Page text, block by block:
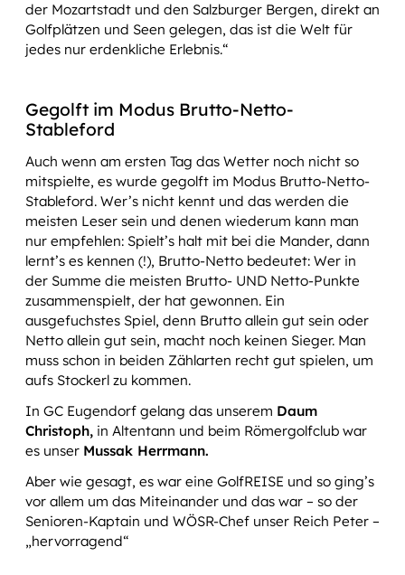
der Mozartstadt und den Salzburger Bergen, direkt an
Golfplätzen und Seen gelegen, das ist die Welt für
jedes nur erdenkliche Erlebnis.“
Gegolft im Modus Brutto-Netto-
Stableford
Auch wenn am ersten Tag das Wetter noch nicht so
mitspielte, es wurde gegolft im Modus Brutto-Netto-
Stableford. Wer’s nicht kennt und das werden die
meisten Leser sein und denen wiederum kann man
nur empfehlen: Spielt’s halt mit bei die Mander, dann
lernt’s es kennen (!), Brutto-Netto bedeutet: Wer in
der Summe die meisten Brutto- UND Netto-Punkte
zusammenspielt, der hat gewonnen. Ein
ausgefuchstes Spiel, denn Brutto allein gut sein oder
Netto allein gut sein, macht noch keinen Sieger. Man
muss schon in beiden Zählarten recht gut spielen, um
aufs Stockerl zu kommen.
In GC Eugendorf gelang das unserem Daum
Christoph, in Altentann und beim Römergolfclub war
es unser Mussak Herrmann.
Aber wie gesagt, es war eine GolfREISE und so ging’s
vor allem um das Miteinander und das war – so der
Senioren-Kaptain und WÖSR-Chef unser Reich Peter –
„hervorragend“